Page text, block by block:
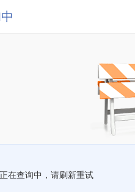
正在查询中，请刷新重试